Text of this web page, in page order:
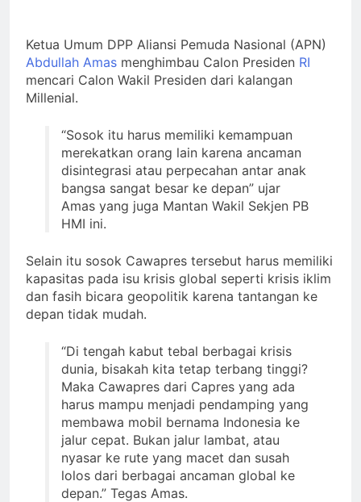
Uzlah : “ Panggilan
Pulang ke Tanah
Uzlah Sebelum Pukul
Sepuluh.”
3 Hari Ago
Pergantian
Kepemimpinan
Candra Sang Satrio
Piningit Tampil di
Panggung Sejarah
Terbuka Tentang
Mimpi Sdr Julian :
Isyarat akan
Dibacakan Pesan
Baru di Tengah
Jemaah
3 Hari Ago
Allah ﷻ Telah
Menyiapkan “Gua
Ashabul Kahfi” Akhir
Qasim, Kuncinya di
Tangan Muhammad
Qasim, Dengan 7
Tokoh Inti Sebagai
yang Diijinkan Masuk
Ketua Umum DPP Aliansi Pemuda Nasional (APN)
Abdullah Amas menghimbau Calon Presiden RI
mencari Calon Wakil Presiden dari kalangan
Millenial.
“Sosok itu harus memiliki kemampuan
merekatkan orang lain karena ancaman
disintegrasi atau perpecahan antar anak
bangsa sangat besar ke depan” ujar
Amas yang juga Mantan Wakil Sekjen PB
HMI ini.
Selain itu sosok Cawapres tersebut harus memiliki
kapasitas pada isu krisis global seperti krisis iklim
dan fasih bicara geopolitik karena tantangan ke
depan tidak mudah.
“Di tengah kabut tebal berbagai krisis
dunia, bisakah kita tetap terbang tinggi?
Maka Cawapres dari Capres yang ada
harus mampu menjadi pendamping yang
membawa mobil bernama Indonesia ke
jalur cepat. Bukan jalur lambat, atau
nyasar ke rute yang macet dan susah
lolos dari berbagai ancaman global ke
depan.” Tegas Amas.